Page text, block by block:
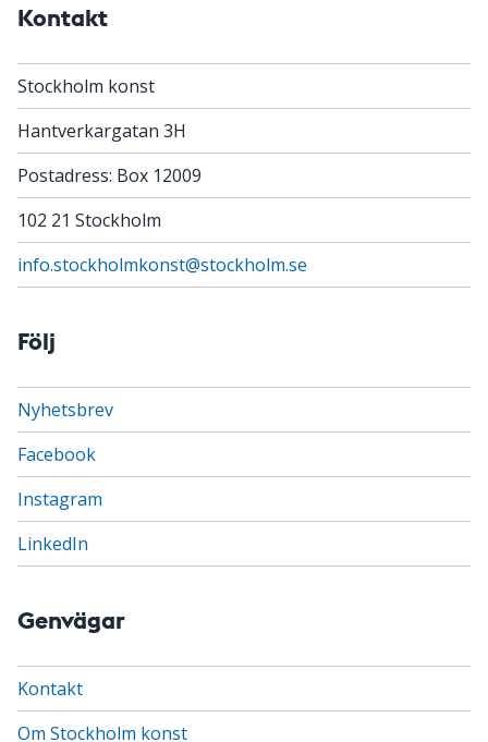
Kontakt
Stockholm konst
Hantverkargatan 3H
Postadress: Box 12009
102 21 Stockholm
info.stockholmkonst@stockholm.se
Följ
Nyhetsbrev
Facebook
Instagram
LinkedIn
Genvägar
Kontakt
Om Stockholm konst